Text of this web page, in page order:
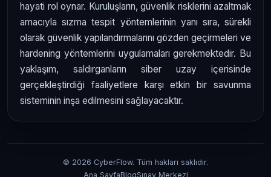
hayati rol oynar. Kuruluşların, güvenlik risklerini azaltmak
amacıyla sızma tespit yöntemlerinin yanı sıra, sürekli
olarak güvenlik yapılandırmalarını gözden geçirmeleri ve
hardening yöntemlerini uygulamaları gerekmektedir. Bu
yaklaşım, saldırganların siber uzay içerisinde
gerçekleştirdiği faaliyetlere karşı etkin bir savunma
sisteminin inşa edilmesini sağlayacaktır.
© 2026 CyberFlow. Tüm hakları saklıdır.
Ana SayfaBlogSınav Merkezi